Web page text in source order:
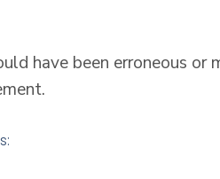
have been erroneous or